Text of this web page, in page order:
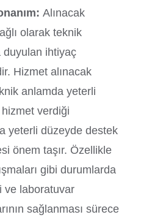
Alınacak
olarak teknik
duyulan ihtiyaç
Hizmet alınacak
anlamda yeterli
hizmet verdiği
yeterli düzeyde destek
önem taşır. Özellikle
gibi durumlarda
ve laboratuvar
sağlanması sürece